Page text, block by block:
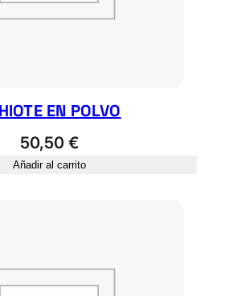
EN POLVO
50,50 €
Añadir al carrito